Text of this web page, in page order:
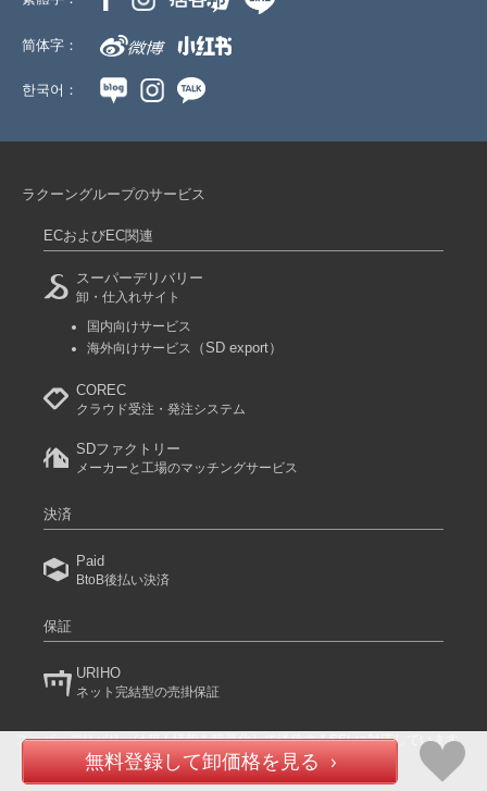
無料登録して卸価格を見る
简体字：
한국어：
ラクーングループのサービス
ECおよびEC関連
スーパーデリバリー
卸・仕入れサイト
国内向けサービス
海外向けサービス
（SD export）
COREC
クラウド受注・発注システム
SDファクトリー
メーカーと工場のマッチングサービス
決済
Paid
BtoB後払い決済
保証
URIHO
ネット完結型の売掛保証
スーパーデリバリーは個人情報を暗号化して送信するSSLに対応しています。
(C) 2024 RACCOON COMMERCE, Inc. All rights reserved.